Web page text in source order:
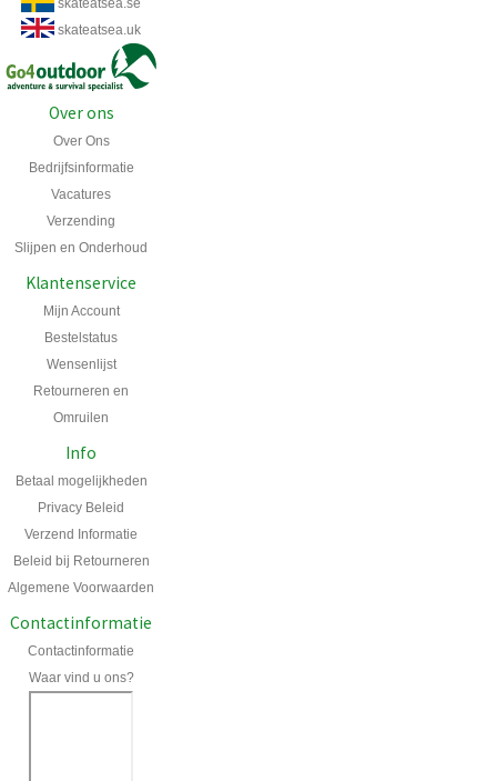
skateatsea.se
skateatsea.uk
Over ons
Over Ons
Bedrijfsinformatie
Vacatures
Verzending
Slijpen en Onderhoud
Klantenservice
Mijn Account
Bestelstatus
Wensenlijst
Retourneren en
Omruilen
Info
Betaal mogelijkheden
Privacy Beleid
Verzend Informatie
Beleid bij Retourneren
Algemene Voorwaarden
Contactinformatie
Contactinformatie
Waar vind u ons?